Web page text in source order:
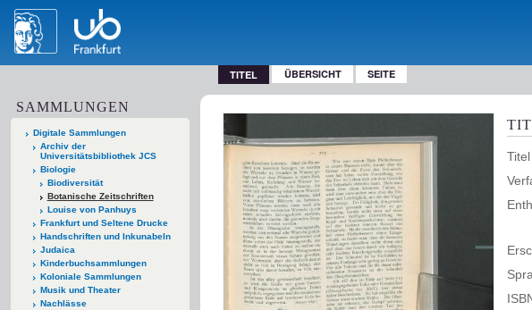
TITEL ÜBERSICHT SEITE
SAMMLUNGEN
Digitale Sammlungen
Archiv der
Universitätsbibliothek JCS
Biologie
Biodiversität
Botanische Zeitschriften
Louise von Panhuys
Frankfurt und Seltene Drucke
Handschriften und Inkunabeln
Judaica
Kinderbuchsammlungen
Koloniale Sammlungen
Musik und Theater
Nachlässe
Titel